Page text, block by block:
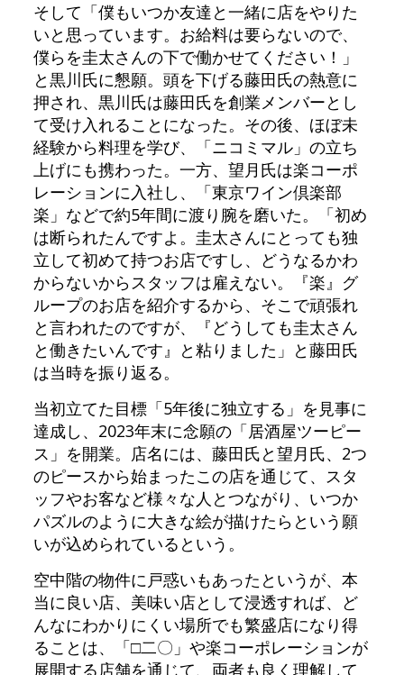
そして「僕もいつか友達と一緒に店をやりた
いと思っています。お給料は要らないので、
僕らを圭太さんの下で働かせてください！」
と黒川氏に懇願。頭を下げる藤田氏の熱意に
押され、黒川氏は藤田氏を創業メンバーとし
て受け入れることになった。その後、ほぼ未
経験から料理を学び、「ニコミマル」の立ち
上げにも携わった。一方、望月氏は楽コーポ
レーションに入社し、「東京ワイン倶楽部
楽」などで約5年間に渡り腕を磨いた。「初め
は断られたんですよ。圭太さんにとっても独
立して初めて持つお店ですし、どうなるかわ
からないからスタッフは雇えない。『楽』グ
ループのお店を紹介するから、そこで頑張れ
と言われたのですが、『どうしても圭太さん
と働きたいんです』と粘りました」と藤田氏
は当時を振り返る。
当初立てた目標「5年後に独立する」を見事に
達成し、2023年末に念願の「居酒屋ツーピー
ス」を開業。店名には、藤田氏と望月氏、2つ
のピースから始まったこの店を通じて、スタ
ッフやお客など様々な人とつながり、いつか
パズルのように大きな絵が描けたらという願
いが込められているという。
空中階の物件に戸惑いもあったというが、本
当に良い店、美味い店として浸透すれば、ど
んなにわかりにくい場所でも繁盛店になり得
ることは、「□二〇」や楽コーポレーションが
展開する店舗を通じて、両者も良く理解して